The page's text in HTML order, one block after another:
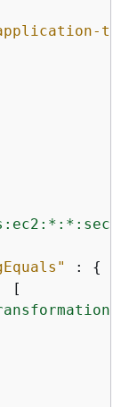
application-
: {
[